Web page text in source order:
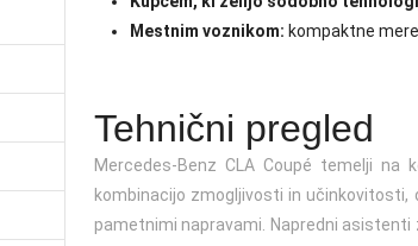
Mestnim voznikom: kompaktne
Tehnični pregled
Mercedes-Benz CLA Coupé temelji
kombinacijo zmogljivosti in
pametnimi napravami. Napredni